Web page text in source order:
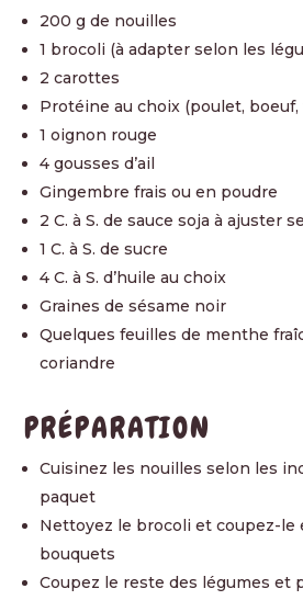
200 g de nouilles
1 brocoli (à adapter selon les
2 carottes
Protéine au choix (poulet,
1 oignon rouge
4 gousses d’ail
Gingembre frais ou en poudre
2 C. à S. de sauce soja à ajuster
1 C. à S. de sucre
4 C. à S. d’huile au choix
Graines de sésame noir
Quelques feuilles de menthe
coriandre
PRÉPARATION
Cuisinez les nouilles selon les
paquet
Nettoyez le brocoli et coupez-le
bouquets
Coupez le reste des légumes et